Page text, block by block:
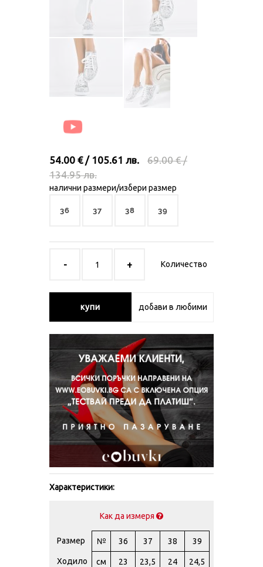
54.00 € / 105.61 лв.
69.00 € /
134.95 лв.
налични размери/избери размер
36 37 38 39
Количество
купи добави в любими
Характеристики:
Как да измеря
Размер № 36 37 38 39
Ходило см 23 23,5 24 24,5